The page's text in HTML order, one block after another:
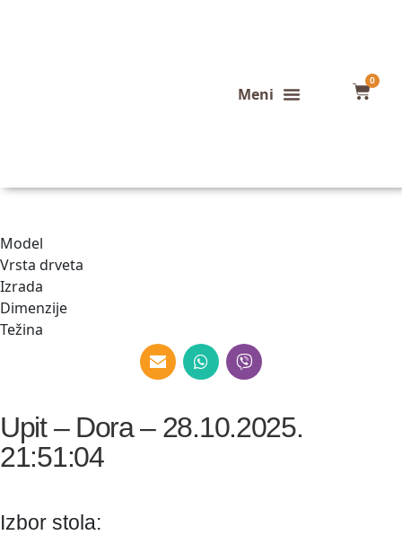
0
Model
Vrsta drveta
Izrada
Dimenzije
Težina
Upit – Dora – 28.10.2025.
21:51:04
Izbor stola: